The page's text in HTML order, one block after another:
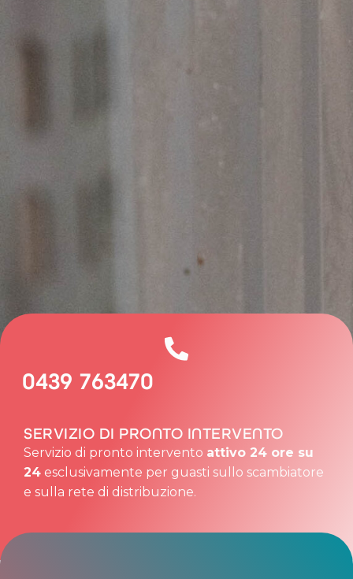
SERVIZIO DI PRONTO INTERVENTO
Servizio di pronto intervento attivo 24 ore su
24 esclusivamente per guasti sullo scambiatore
e sulla rete di distribuzione.
0439 763470